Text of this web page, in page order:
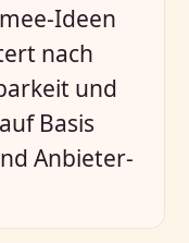
Ideen
nach
und
Basis
Anbieter-